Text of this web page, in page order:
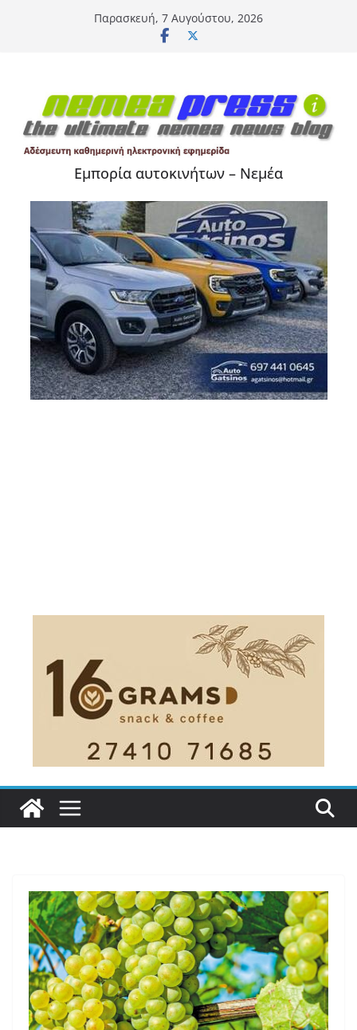
Παρασκευή, 7 Αυγούστου, 2026
Εμπορία αυτοκινήτων – Νεμέα